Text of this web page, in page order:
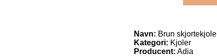
Navn: Brun
Kategori: Kjoler
Producent: Adia